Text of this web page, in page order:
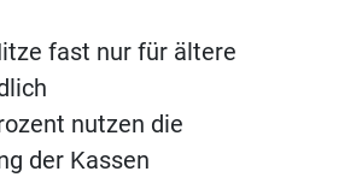
fast nur für ältere
nutzen die
der Kassen